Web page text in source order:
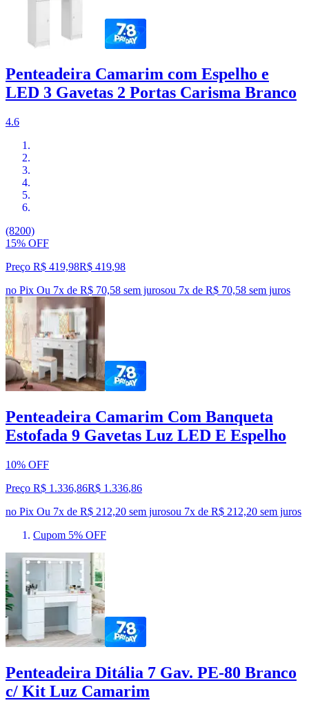
Penteadeira Camarim com Espelho e
LED 3 Gavetas 2 Portas Carisma Branco
4.6
(8200)
15% OFF
Preço R$ 419,98R$ 419,98
no Pix Ou 7x de R$ 70,58 sem jurosou 7x de R$ 70,58 sem juros
Penteadeira Camarim Com Banqueta
Estofada 9 Gavetas Luz LED E Espelho
10% OFF
Preço R$ 1.336,86R$ 1.336,86
no Pix Ou 7x de R$ 212,20 sem jurosou 7x de R$ 212,20 sem juros
Cupom 5% OFF
Penteadeira Ditália 7 Gav. PE-80 Branco
c/ Kit Luz Camarim